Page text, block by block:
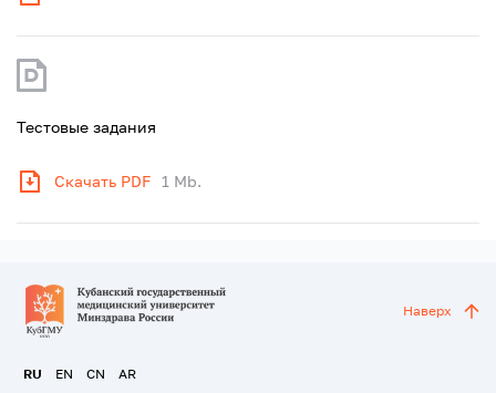
Тестовые задания
Скачать PDF 1 Mb.
RU EN CN AR
Наверх